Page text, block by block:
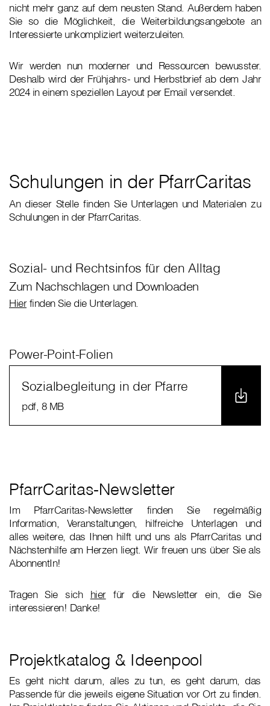
nicht mehr ganz auf dem neusten Stand. Außerdem haben
Sie so die Möglichkeit, die Weiterbildungsangebote an
Interessierte unkompliziert weiterzuleiten.
Wir werden nun moderner und Ressourcen bewusster.
Deshalb wird der Frühjahrs- und Herbstbrief ab dem Jahr
2024 in einem speziellen Layout per Email versendet.
Schulungen in der PfarrCaritas
An dieser Stelle finden Sie Unterlagen und Materialen zu
Schulungen in der PfarrCaritas.
Sozial- und Rechtsinfos für den Alltag
Zum Nachschlagen und Downloaden
Hierfinden Sie die Unterlagen.
Power-Point-Folien
Sozialbegleitung in der Pfarre
pdf, 8 MB
PfarrCaritas-Newsletter
Im PfarrCaritas-Newsletter finden Sie regelmäßig
Information, Veranstaltungen, hilfreiche Unterlagen und
alles weitere, das Ihnen hilft und uns als PfarrCaritas und
Nächstenhilfe am Herzen liegt. Wir freuen uns über Sie als
AbonnentIn!
Tragen Sie sich hierfür die Newsletter ein, die Sie
interessieren! Danke!
Projektkatalog & Ideenpool
Es geht nicht darum, alles zu tun, es geht darum, das
Passende für die jeweils eigene Situation vor Ort zu finden.